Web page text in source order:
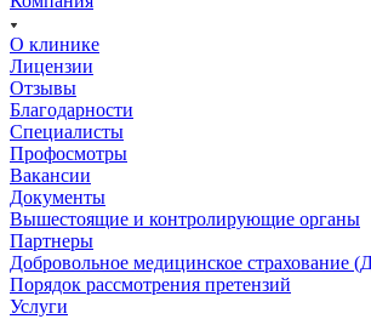
О клинике
Лицензии
Отзывы
Благодарности
Специалисты
Профосмотры
Вакансии
Документы
Вышестоящие и контролирующие органы
Партнеры
Добровольное медицинское страхование
Порядок рассмотрения претензий
Услуги